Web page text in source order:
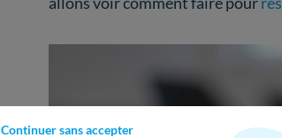
Continuer sans accepter